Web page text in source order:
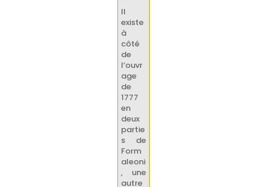
Il
existe
à
côté
de
l’ouvr
age
de
1777
en
deux
partie
s de
Form
aleoni
, une
autre